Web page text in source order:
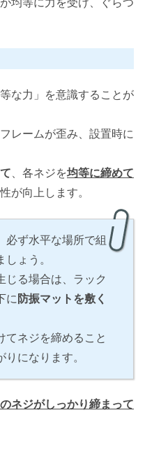
均等に力を受け、ぐらつ
な力」を意識することが
レームが歪み、設置時に
、各ネジを均等に締めて
が向上します。
必ず水平な場所で組
ょう。
じる場合は、ラック
に 防振マットを敷く
てネジを締めること
になります。
ネジがしっかり締まって